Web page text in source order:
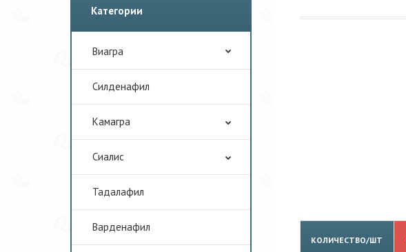
Категории
Виагра
Cилденафил
Камагра
Сиалис
Тадалафил
Варденафил
КОЛИЧЕСТВО/ШТ